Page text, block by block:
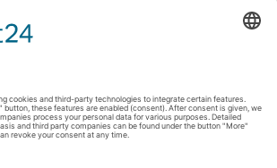
|Verklaring van toegankelijkheid |Neem
contact met ons op